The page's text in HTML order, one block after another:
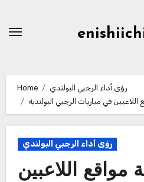
Home
رؤى أداء الرجبي البولندي
في مباريات الرجبي البولندية
رؤى أداء الرجبي البولندي
مواقع اللاعبين